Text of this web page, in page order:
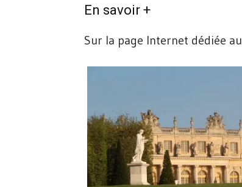
En savoir +
Sur la page Internet dédiée au